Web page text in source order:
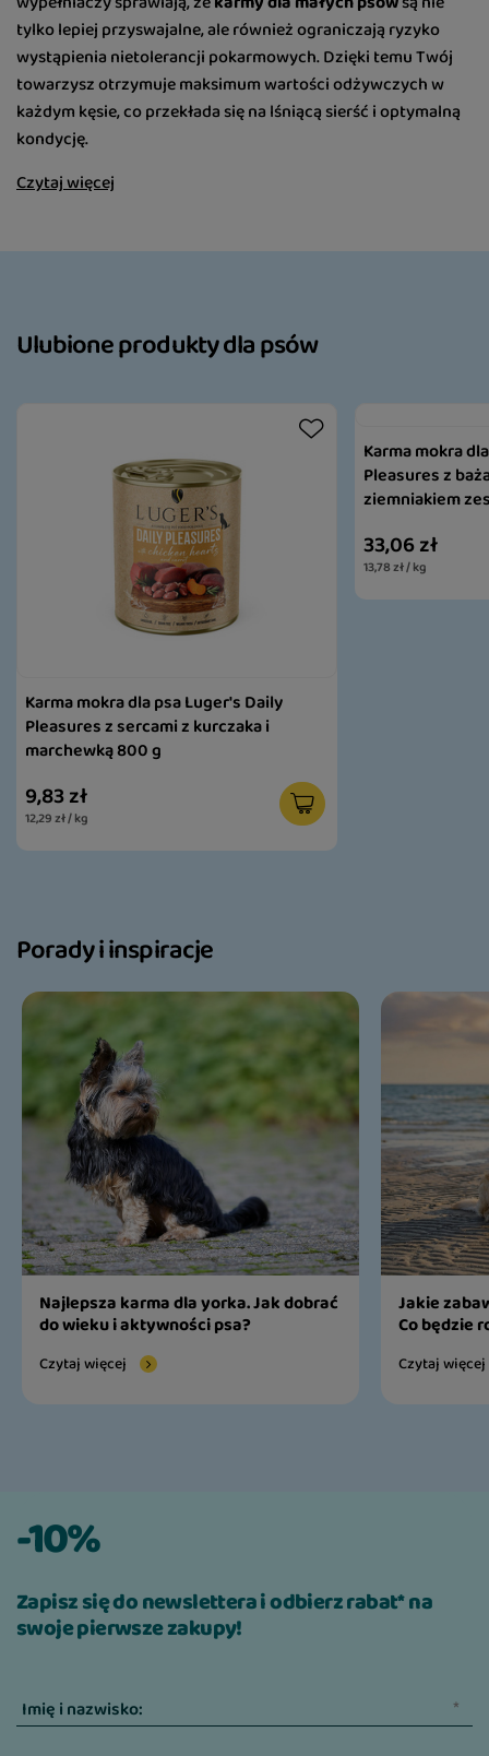
tylko lepiej przyswajalne, ale również ograniczają ryzyko
wystąpienia nietolerancji pokarmowych. Dzięki temu Twój
towarzysz otrzymuje maksimum wartości odżywczych w
każdym kęsie, co przekłada się na lśniącą sierść i optymalną
kondycję.
Czytaj więcej
Ulubione produkty dla psów
Karma mokra dla psa Luger's Daily
Pleasures z sercami z kurczaka i
marchewką 800 g
9,83 zł
12,29 zł / kg
Karma mokra
Pleasures z
ziemniakiem
33,06 zł
13,78 zł / kg
Porady i inspiracje
Najlepsza karma dla yorka. Jak dobrać
do wieku i aktywności psa?
Czytaj więcej
Jakie
Co będzie
Czytaj więcej
-10%
Zapisz się do newslettera i odbierz rabat* na
swoje pierwsze zakupy!
Imię i nazwisko: